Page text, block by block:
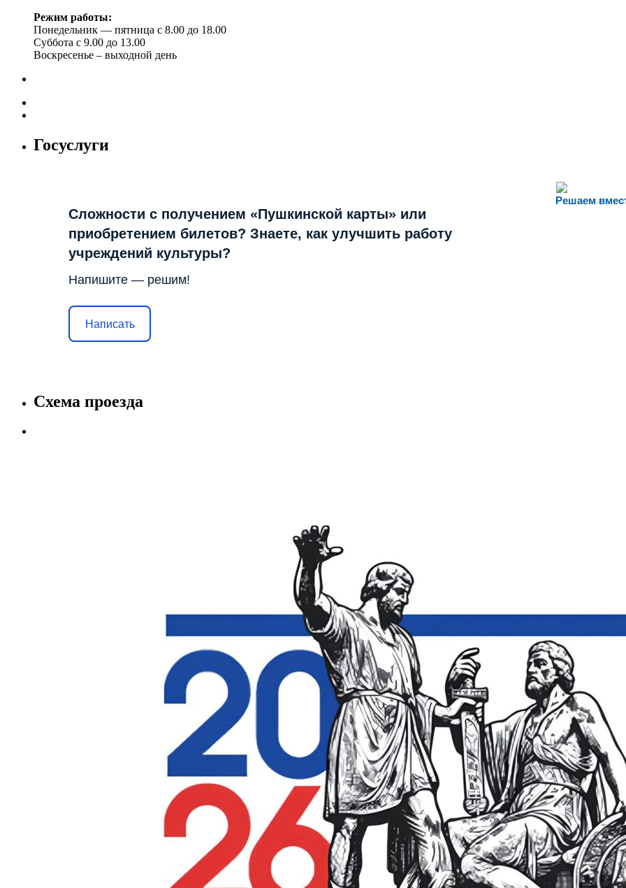
Режим работы:
Понедельник — пятница с 8.00 до 18.00
Суббота с 9.00 до 13.00
Воскресенье – выходной день
Госуслуги
Решаем
Сложности с получением «Пушкинской карты» или
приобретением билетов? Знаете, как улучшить работу
учреждений культуры?
Напишите — решим!
Написать
Схема проезда